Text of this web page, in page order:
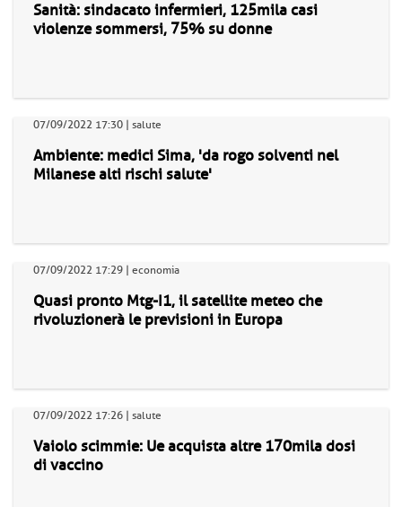
Sanità: sindacato infermieri, 125mila casi
violenze sommersi, 75% su donne
07/09/2022 17:30 | salute
Ambiente: medici Sima, 'da rogo solventi nel
Milanese alti rischi salute'
07/09/2022 17:29 | economia
Quasi pronto Mtg-I1, il satellite meteo che
rivoluzionerà le previsioni in Europa
07/09/2022 17:26 | salute
Vaiolo scimmie: Ue acquista altre 170mila dosi
di vaccino